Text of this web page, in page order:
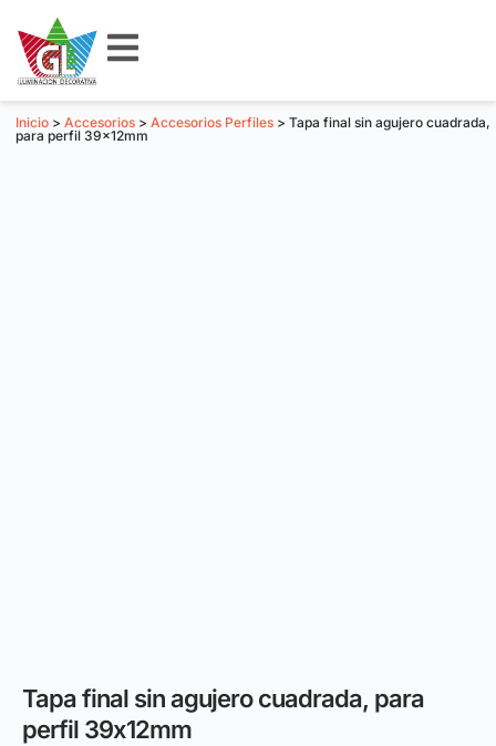
Inicio > Accesorios > Accesorios Perfiles > Tapa final sin agujero cuadrada,
para perfil 39x12mm
Tapa final sin agujero cuadrada, para
perfil 39x12mm